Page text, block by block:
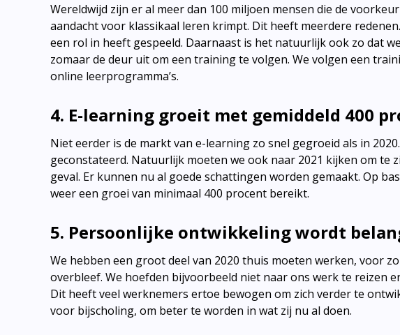
Wereldwijd zijn er al meer dan 100 miljoen mensen die de
aandacht voor klassikaal leren krimpt. Dit heeft meerdere
een rol in heeft gespeeld. Daarnaast is het natuurlijk ook zo dat
zomaar de deur uit om een training te volgen. We volgen een
online leerprogramma’s.
4. E-learning groeit met gemiddeld 400
Niet eerder is de markt van e-learning zo snel gegroeid als in
geconstateerd. Natuurlijk moeten we ook naar 2021 kijken om te
geval. Er kunnen nu al goede schattingen worden gemaakt. Op
weer een groei van minimaal 400 procent bereikt.
5. Persoonlijke ontwikkeling wordt
We hebben een groot deel van 2020 thuis moeten werken, voor
overbleef. We hoefden bijvoorbeeld niet naar ons werk te reizen
Dit heeft veel werknemers ertoe bewogen om zich verder te
voor bijscholing, om beter te worden in wat zij nu al doen.